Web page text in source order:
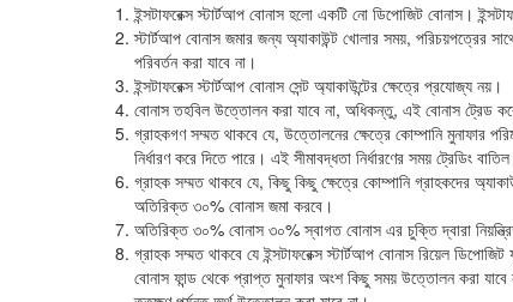
ইন্সটাফরেক্স স্টার্টআপ বোনাস হলো একটি নো ডিপোজিট বোনাস।
স্টার্টআপ বোনাস জমার জন্য অ্যাকাউন্ট খোলার সময়, পরিচয়পত্রের
পরিবর্তন করা যাবে না।
ইন্সটাফরেক্স স্টার্টআপ বোনাস সেন্ট অ্যাকাউন্টের ক্ষেত্রে প্রযোজ্য নয়।
বোনাস তহবিল উত্তোলন করা যাবে না, অধিকন্তু, এই বোনাস ট্রেড
গ্রাহকগণ সম্মত থাকবে যে, উত্তোলনের ক্ষেত্রে কোম্পানি মুনাফার
নির্ধারণ করে দিতে পারে। এই সীমাবদ্ধতা নির্ধারণের সময় ট্রেডিং
গ্রাহক সম্মত থাকবে যে, কিছু কিছু ক্ষেত্রে কোম্পানি গ্রাহকদের
অতিরিক্ত ৩০% বোনাস জমা করবে।
অতিরিক্ত ৩০% বোনাস ৩০% স্বাগত বোনাস এর চুক্তি দ্বারা
গ্রাহক সম্মত থাকবে যে ইন্সটাফরেক্স স্টার্টআপ বোনাস রিয়েল
বোনাস ফান্ড থেকে প্রাপ্ত মুনাফার অংশ কিছু সময় উত্তোলন করা যাবে